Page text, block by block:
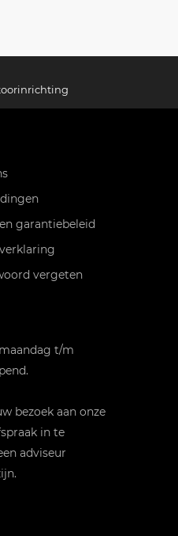
garantiebeleid
vergeten
t/m
bezoek aan onze
in te
adviseur